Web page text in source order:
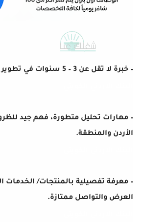
– خبرة لا تقل عن 3 – 5 سنوات في تطوير المنتجات.
– مهارات تحليل متطورة، فهم جيد
الأردن والمنطقة.
– معرفة تفصيلية بالمنتجات/ الخدمات
العرض والتواصل ممتازة.